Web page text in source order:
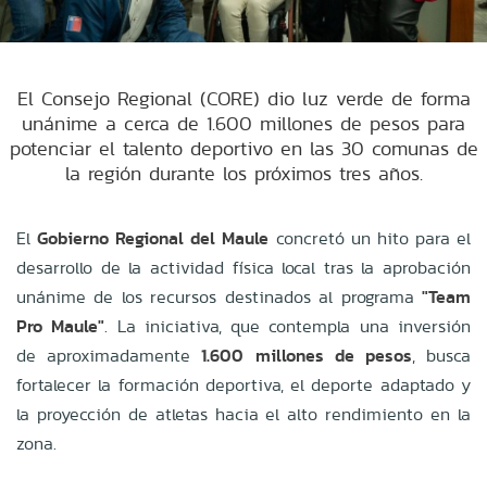
El Consejo Regional (CORE) dio luz verde de forma
unánime a cerca de 1.600 millones de pesos para
potenciar el talento deportivo en las 30 comunas de
la región durante los próximos tres años.
ElGobierno Regional del Maule concretó un hito para el
desarrollo de la actividad física local tras la aprobación
unánime de los recursos destinados al programa "Team
Pro Maule". La iniciativa, que contempla una inversión
de aproximadamente1.600 millones de pesos, busca
fortalecer la formación deportiva, el deporte adaptado y
la proyección de atletas hacia el alto rendimiento en la
zona.